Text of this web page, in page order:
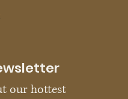
our hottest